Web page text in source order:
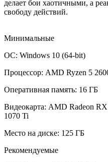
делает бои хаотичными, а
свободу действий.
Минимальные
ОС: Windows 10 (64-bit)
Процессор: AMD Ryzen 5
Оперативная память: 16 ГБ
Видеокарта: AMD Radeon
1070 Ti
Место на диске: 125 ГБ
Рекомендуемые